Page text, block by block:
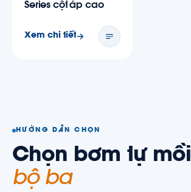
Series cột áp cao
Xem chi tiết
HƯỚNG DẪN CHỌN
Chọn bơm tự mồi
bộ ba